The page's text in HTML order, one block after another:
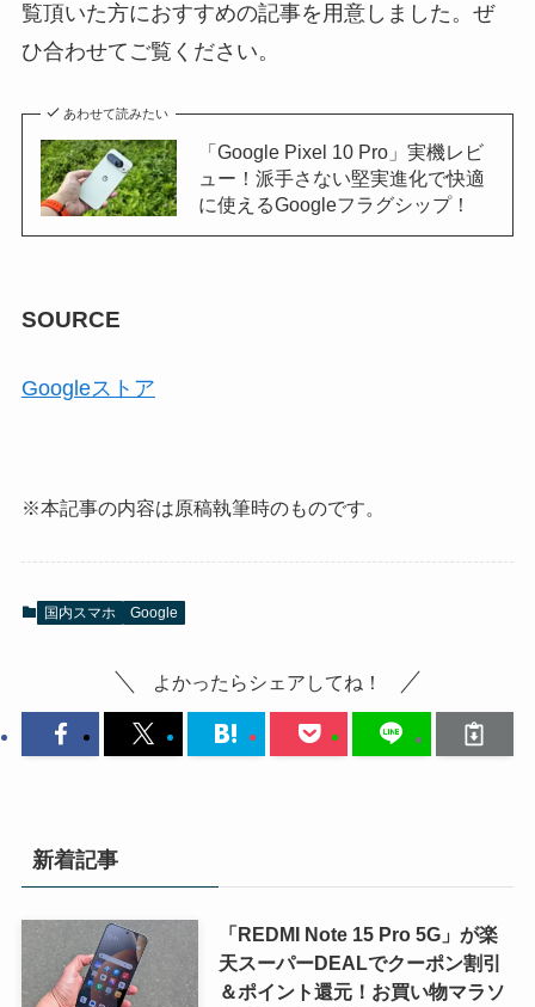
覧頂いた方におすすめの記事を用意しました。ぜ
ひ合わせてご覧ください。
あわせて読みたい
「Google Pixel 10 Pro」実機レビ
ュー！派手さない堅実進化で快適
に使えるGoogleフラグシップ！
SOURCE
Googleストア
※本記事の内容は原稿執筆時のものです。
国内スマホ Google
よかったらシェアしてね！
新着記事
「REDMI Note 15 Pro 5G」が楽
天スーパーDEALでクーポン割引
＆ポイント還元！お買い物マラソ